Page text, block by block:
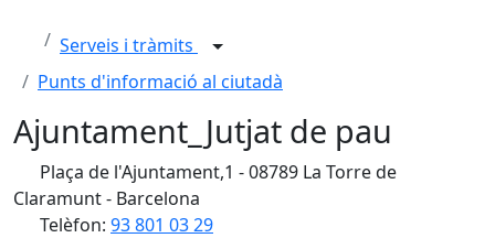
Serveis i tràmits
Punts d'informació al ciutadà
Ajuntament_Jutjat de pau
Plaça de l'Ajuntament,1 - 08789 La Torre de
Claramunt - Barcelona
Telèfon: 93 801 03 29